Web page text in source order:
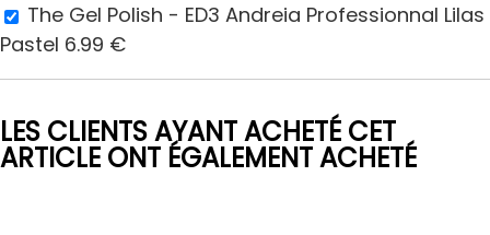
The Gel Polish - ED3 Andreia Professionnal Lilas
Pastel 6.99 €
LES CLIENTS AYANT ACHETÉ CET
ARTICLE ONT ÉGALEMENT ACHETÉ